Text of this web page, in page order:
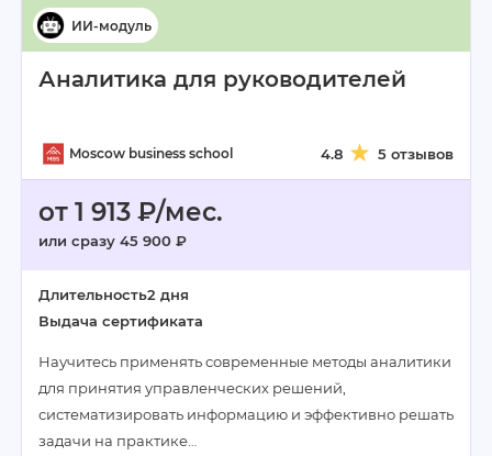
Аналитика для руководителей
Moscow business school 4.8 5 отзывов
от 1 913 ₽/мес.
или сразу 45 900 ₽
Длительность2 дня
Выдача сертификата
Научитесь применять современные методы аналитики
для принятия управленческих решений,
систематизировать информацию и эффективно решать
задачи на практике…